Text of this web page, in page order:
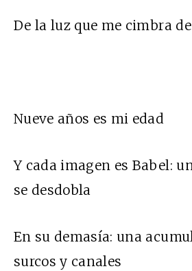
De la luz que me cimbra
Nueve años es mi edad
Y cada imagen es Babel:
se desdobla
En su demasía: una
surcos y canales